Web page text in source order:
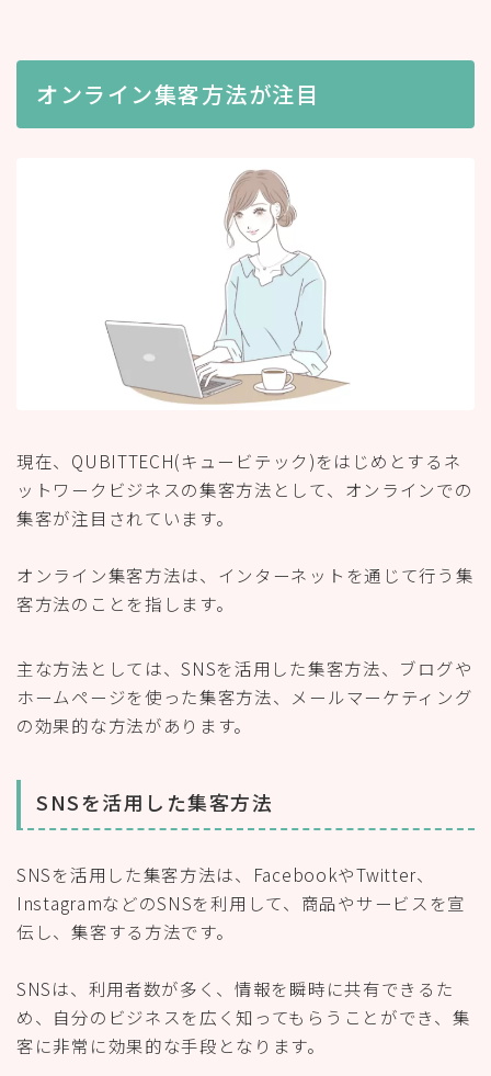
オンライン集客方法が注目
現在、QUBITTECH(キュービテック)をはじめとするネ
ットワークビジネスの集客方法として、オンラインでの
集客が注目されています。
オンライン集客方法は、インターネットを通じて行う集
客方法のことを指します。
主な方法としては、SNSを活用した集客方法、ブログや
ホームページを使った集客方法、メールマーケティング
の効果的な方法があります。
SNSを活用した集客方法
SNSを活用した集客方法は、FacebookやTwitter、
InstagramなどのSNSを利用して、商品やサービスを宣
伝し、集客する方法です。
SNSは、利用者数が多く、情報を瞬時に共有できるた
め、自分のビジネスを広く知ってもらうことができ、集
客に非常に効果的な手段となります。